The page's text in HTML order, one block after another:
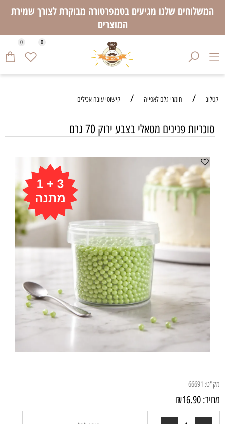
המשלוחים שלנו מגיעים בטמפרטורה מבוקרת לצורך שמירת
המוצרים
0 0
קטלוג / חומרי גלם לאפייה / קישוטי עוגה אכילים
סוכריות פנינים מטאלי בצבע ירוק 70 גרם
מק"ט: 66691
מחיר: ₪16.90